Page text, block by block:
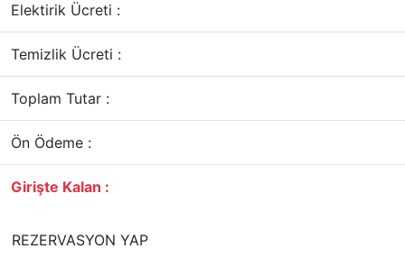
Elektirik Ücreti :
Temizlik Ücreti :
Toplam Tutar :
Ön Ödeme :
Girişte Kalan :
REZERVASYON YAP